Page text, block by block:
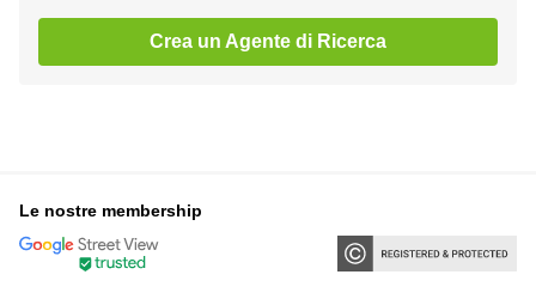
Crea un Agente di Ricerca
Le nostre membership